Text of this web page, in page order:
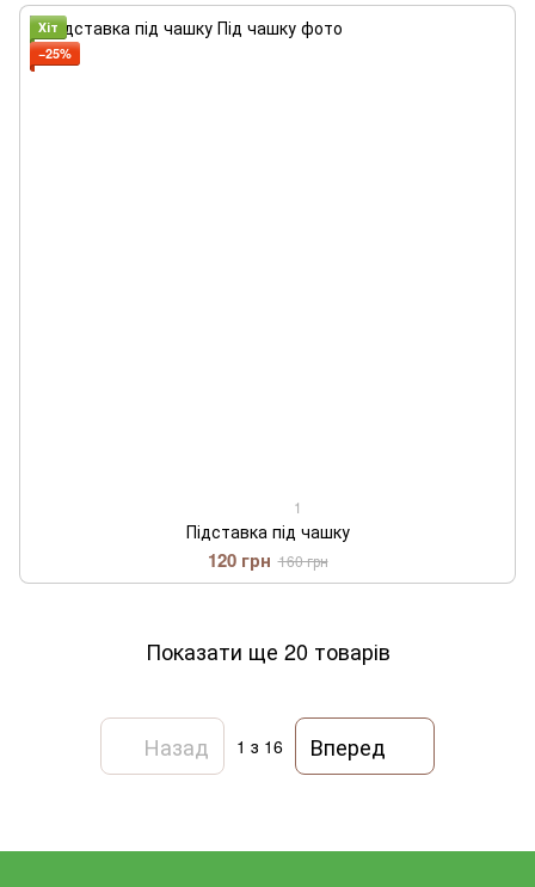
Хіт
−25%
1
Підставка під чашку
120 грн 160 грн
Показати ще 20 товарів
Назад 1 з 16 Вперед